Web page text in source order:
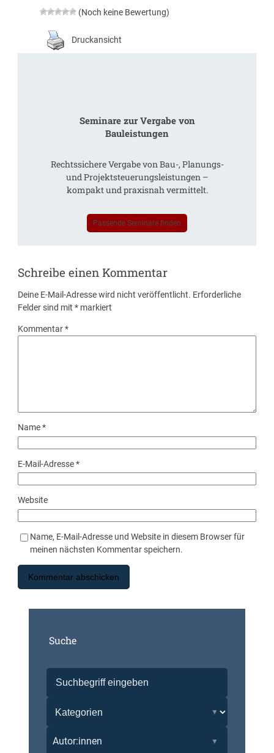
(Noch keine Bewertung)
Druckansicht
Seminare zur Vergabe von
Bauleistungen
Rechtssichere Vergabe von Bau-, Planungs-
und Projektsteuerungsleistungen –
kompakt und praxisnah vermittelt.
Passende Seminare finden
Schreibe einen Kommentar
Deine E-Mail-Adresse wird nicht veröffentlicht. Erforderliche
Felder sind mit* markiert
Kommentar*
Name*
E-Mail-Adresse*
Website
Name, E-Mail-Adresse und Website in diesem Browser für
meinen nächsten Kommentar speichern.
Suche
Autor:innen